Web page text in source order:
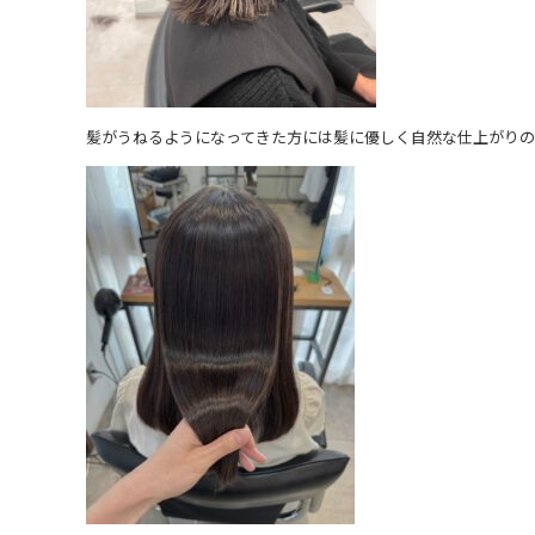
髪がうねるようになってきた方には髪に優しく自然な仕上がりの